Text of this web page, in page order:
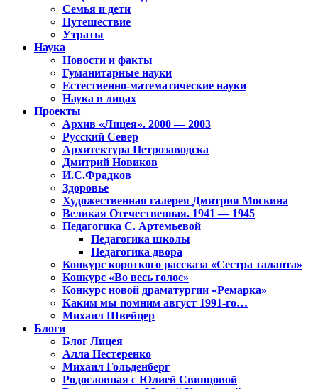
Семья и дети
Путешествие
Утраты
Наука
Новости и факты
Гуманитарные науки
Естественно-математические науки
Наука в лицах
Проекты
Архив «Лицея». 2000 — 2003
Русский Север
Архитектура Петрозаводска
Дмитрий Новиков
И.С.Фрадков
Здоровье
Художественная галерея Дмитрия Москина
Великая Отечественная. 1941 — 1945
Педагогика С. Артемьевой
Педагогика школы
Педагогика двора
Конкурс короткого рассказа «Сестра таланта»
Конкурс «Во весь голос»
Конкурс новой драматургии «Ремарка»
Каким мы помним август 1991-го…
Михаил Швейцер
Блоги
Блог Лицея
Алла Нестеренко
Михаил Гольденберг
Родословная с Юлией Свинцовой